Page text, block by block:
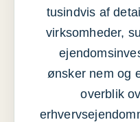
tusindvis af
virksomheder,
ønsker nem og
overblik